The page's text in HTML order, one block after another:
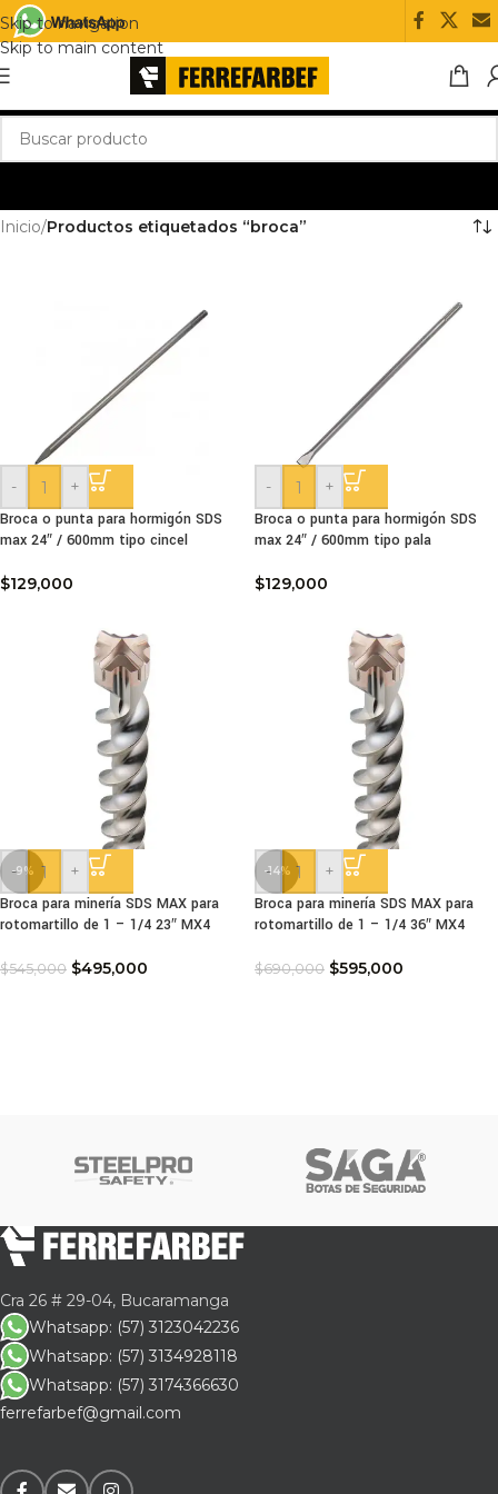
Skip to navigation
Skip to main content
Inicio/Productos etiquetados “broca”
-
+
Broca o punta para hormigón SDS
max 24″ / 600mm tipo cincel
$129,000
-
+
Broca o punta para hormigón SDS
max 24″ / 600mm tipo pala
$129,000
-9%
-
+
Broca para minería SDS MAX para
rotomartillo de 1 – 1/4 23″ MX4
$545,000 $495,000
-14%
-
+
Broca para minería SDS MAX para
rotomartillo de 1 – 1/4 36″ MX4
$690,000 $595,000
Cra 26 # 29-04, Bucaramanga
Whatsapp: (57) 3123042236
Whatsapp: (57) 3134928118
Whatsapp: (57) 3174366630
ferrefarbef@gmail.com